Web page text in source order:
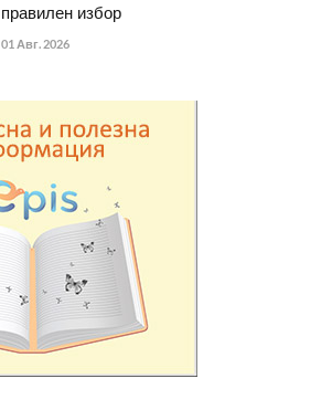
правилен избор
01 Авг. 2026